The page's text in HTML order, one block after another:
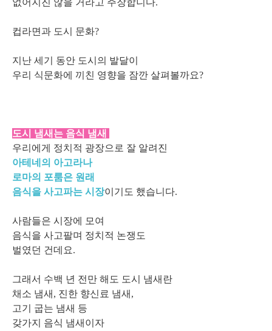
컵라면과 도시 문화?
지난 세기 동안 도시의 발달이
우리 식문화에 끼친 영향을 잠깐 살펴볼까요?
도시 냄새는 음식 냄새
우리에게 정치적 광장으로 잘 알려진
아테네의 아고라나
로마의 포룸은 원래
음식을 사고파는 시장이기도 했습니다.
사람들은 시장에 모여
음식을 사고팔며 정치적 논쟁도
벌였던 건데요.
그래서 수백 년 전만 해도 도시 냄새란
채소 냄새, 진한 향신료 냄새,
고기 굽는 냄새 등
갖가지 음식 냄새이자